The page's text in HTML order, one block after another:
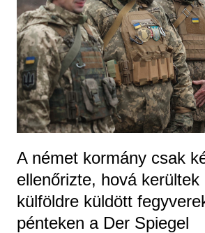
A német kormány csak
ellenőrizte, hová kerültek
külföldre küldött
pénteken a Der Spiegel